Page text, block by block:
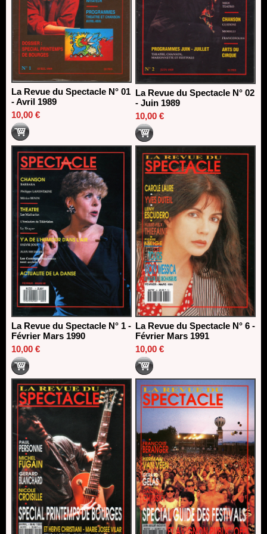
La Revue du Spectacle N° 01
- Avril 1989
10,00 €
La Revue du Spectacle N° 02
- Juin 1989
10,00 €
La Revue du Spectacle N° 1 -
Février Mars 1990
10,00 €
La Revue du Spectacle N° 6 -
Février Mars 1991
10,00 €